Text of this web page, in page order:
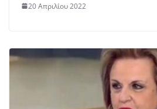
20 Απριλίου 2022